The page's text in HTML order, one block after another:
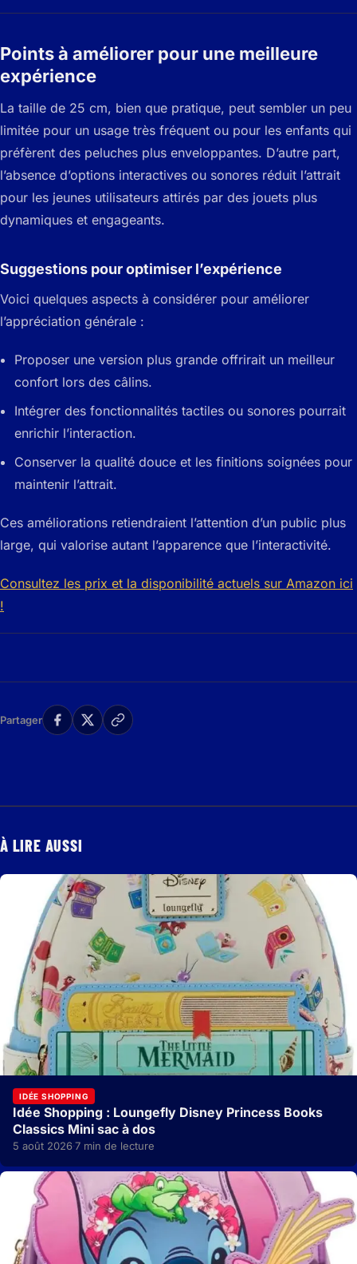
Points à améliorer pour une meilleure
expérience
La taille de 25 cm, bien que pratique, peut sembler un peu
limitée pour un usage très fréquent ou pour les enfants qui
préfèrent des peluches plus enveloppantes. D’autre part,
l’absence d’options interactives ou sonores réduit l’attrait
pour les jeunes utilisateurs attirés par des jouets plus
dynamiques et engageants.
Suggestions pour optimiser l’expérience
Voici quelques aspects à considérer pour améliorer
l’appréciation générale :
Proposer une version plus grande offrirait un meilleur
confort lors des câlins.
Intégrer des fonctionnalités tactiles ou sonores pourrait
enrichir l’interaction.
Conserver la qualité douce et les finitions soignées pour
maintenir l’attrait.
Ces améliorations retiendraient l’attention d’un public plus
large, qui valorise autant l’apparence que l’interactivité.
Consultez les prix et la disponibilité actuels sur Amazon ici
!
Partager
À LIRE AUSSI
IDÉE SHOPPING
Idée Shopping : Loungefly Disney Princess Books
Classics Mini sac à dos
5 août 2026·7 min de lecture